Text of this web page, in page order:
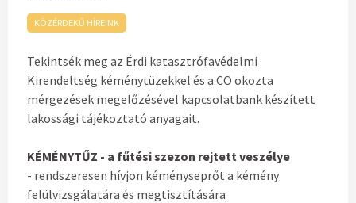
KÖZÉRDEKŰ HÍREINK
Tekintsék meg az Érdi katasztrófavédelmi
Kirendeltség kéménytüzekkel és a CO okozta
mérgezések megelőzésével kapcsolatbank készített
lakossági tájékoztató anyagait.
KÉMÉNYTŰZ - a fűtési szezon rejtett veszélye
- rendszeresen hívjon kéményseprőt a kémény
felülvizsgálatára és megtisztítására